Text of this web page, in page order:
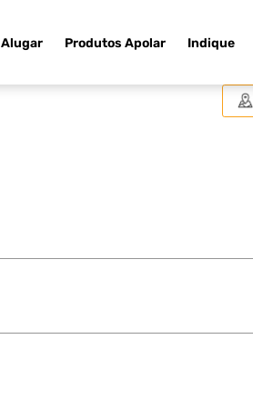
Alugar Produtos Apolar Indique